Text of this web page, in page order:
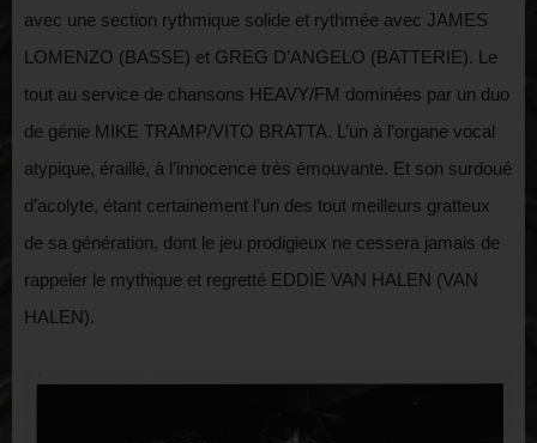
avec une section rythmique solide et rythmée avec JAMES
LOMENZO (BASSE) et GREG D’ANGELO (BATTERIE). Le
tout au service de chansons HEAVY/FM dominées par un duo
de génie MIKE TRAMP/VITO BRATTA. L’un à l’organe vocal
atypique, éraillé, à l’innocence très émouvante. Et son surdoué
d’acolyte, étant certainement l’un des tout meilleurs gratteux
de sa génération, dont le jeu prodigieux ne cessera jamais de
rappeler le mythique et regretté EDDIE VAN HALEN (VAN
HALEN).